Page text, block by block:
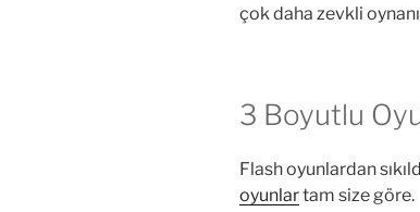
çok daha zevkli
3 Boyutlu
Flash oyunlardan
oyunlartam size göre.